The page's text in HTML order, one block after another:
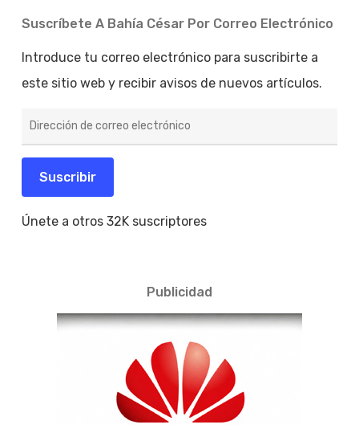
Suscríbete A Bahía César Por Correo Electrónico
Introduce tu correo electrónico para suscribirte a
este sitio web y recibir avisos de nuevos artículos.
de
electrónico
Suscribir
Únete a otros 32K suscriptores
Publicidad